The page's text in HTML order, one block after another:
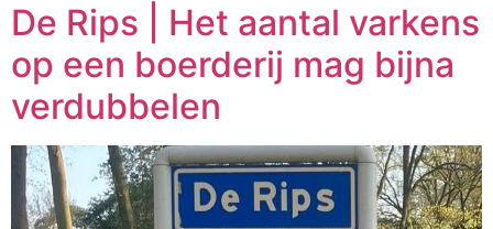
De Rips | Het aantal varkens
op een boerderij mag bijna
verdubbelen